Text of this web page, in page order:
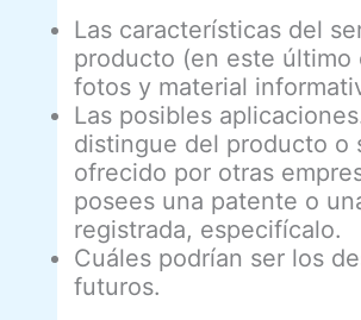
Las características del
producto (en este último
fotos y material
Las posibles
distingue del producto o
ofrecido por otras
posees una patente o
registrada, especifícalo.
Cuáles podrían ser los
futuros.